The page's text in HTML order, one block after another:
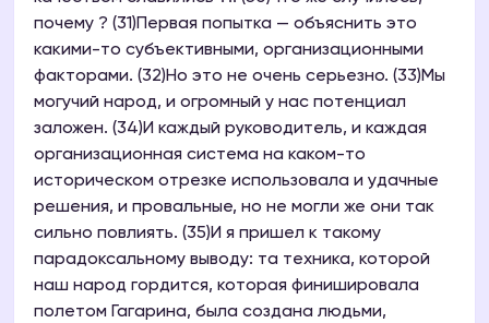
почему ? (31)Первая попытка — объяснить это
какими-то субъективными, организационными
факторами. (32)Но это не очень серьезно. (33)Мы
могучий народ, и огромный у нас потенциал
заложен. (34)И каждый руководитель, и каждая
организационная система на каком-то
историческом отрезке использовала и удачные
решения, и провальные, но не могли же они так
сильно повлиять. (35)И я пришел к такому
парадоксальному выводу: та техника, которой
наш народ гордится, которая финишировала
полетом Гагарина, была создана людьми,